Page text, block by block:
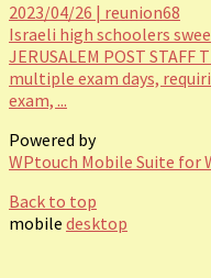
2023/04/26 | reunion68
Israeli high schoolers
JERUSALEM POST
multiple exam days,
exam, ...
Powered by
WPtouch Mobile Suite for
Back to top
mobile desktop